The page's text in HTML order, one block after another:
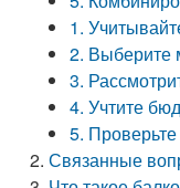
1.
2. Выберите
3.
4. Учтите
5.
Связанные